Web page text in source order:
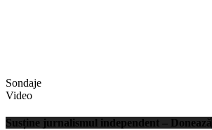
Sondaje
Video
Susține jurnalismul independent – Donează